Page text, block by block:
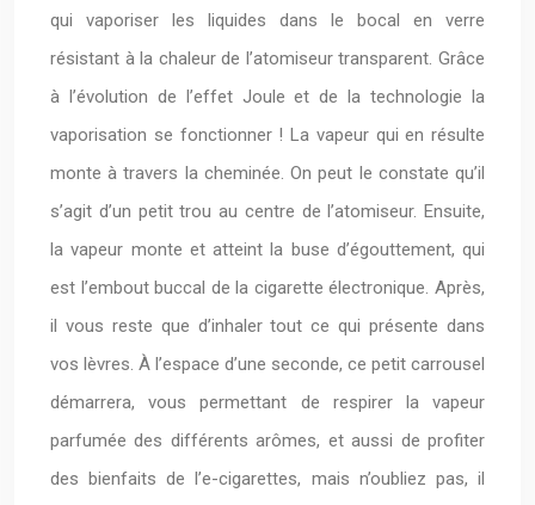
qui vaporiser les liquides dans le bocal en verre
résistant à la chaleur de l’atomiseur transparent. Grâce
à l’évolution de l’effet Joule et de la technologie la
vaporisation se fonctionner ! La vapeur qui en résulte
monte à travers la cheminée. On peut le constate qu’il
s’agit d’un petit trou au centre de l’atomiseur. Ensuite,
la vapeur monte et atteint la buse d’égouttement, qui
est l’embout buccal de la cigarette électronique. Après,
il vous reste que d’inhaler tout ce qui présente dans
vos lèvres. À l’espace d’une seconde, ce petit carrousel
démarrera, vous permettant de respirer la vapeur
parfumée des différents arômes, et aussi de profiter
des bienfaits de l’e-cigarettes, mais n’oubliez pas, il